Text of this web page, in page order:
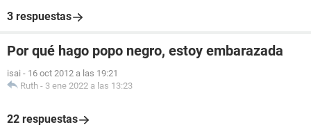
3 respuestas
Por qué hago popo negro, estoy embarazada
isai - 16 oct 2012 a las 19:21
Ruth - 3 ene 2022 a las 13:23
22 respuestas